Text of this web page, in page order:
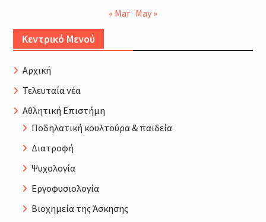
« Mar May »
Κεντρικό Μενού
Αρχική
Τελευταία νέα
Αθλητική Επιστήμη
Ποδηλατική κουλτούρα & παιδεία
Διατροφή
Ψυχολογία
Εργοφυσιολογία
Βιοχημεία της Άσκησης